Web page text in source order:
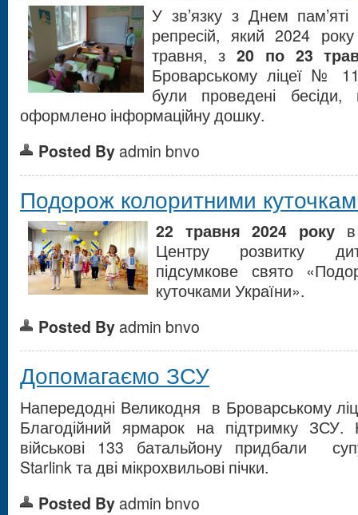
У зв’язку з Днем пам’яті
репресій, який 2024
травня, з 20 по 23
Броварському ліцеї №
були проведені бесіди,
оформлено інформаційну дошку.
Posted By admin bnvo
Подорож колоритними
22 травня 2024 року
Центру розвитку
підсумкове свято
куточками України».
Posted By admin bnvo
Допомагаємо ЗСУ
Напередодні Великодня в Броварському
Благодійний ярмарок на підтримку ЗСУ.
військові 133 батальйону придбали
Starlink та дві мікрохвильові пічки.
Posted By admin bnvo